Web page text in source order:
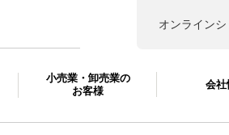
オンライン
小売業・卸売業の
お客様
会社